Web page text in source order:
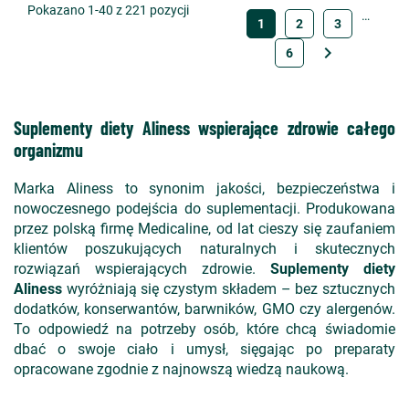
Pokazano 1-40 z 221 pozycji
1
2 3
…
6 
Suplementy diety Aliness wspierające zdrowie całego
organizmu
Marka Aliness to synonim jakości, bezpieczeństwa i
nowoczesnego podejścia do suplementacji. Produkowana
przez polską firmę Medicaline, od lat cieszy się zaufaniem
klientów poszukujących naturalnych i skutecznych
rozwiązań wspierających zdrowie. Suplementy diety
Aliness wyróżniają się czystym składem – bez sztucznych
dodatków, konserwantów, barwników, GMO czy alergenów.
To odpowiedź na potrzeby osób, które chcą świadomie
dbać o swoje ciało i umysł, sięgając po preparaty
opracowane zgodnie z najnowszą wiedzą naukową.